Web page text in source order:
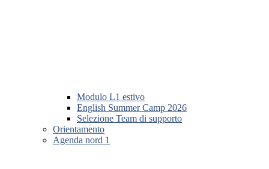
Modulo L1 estivo
English Summer Camp 2026
Selezione Team di supporto
Orientamento
Agenda nord 1